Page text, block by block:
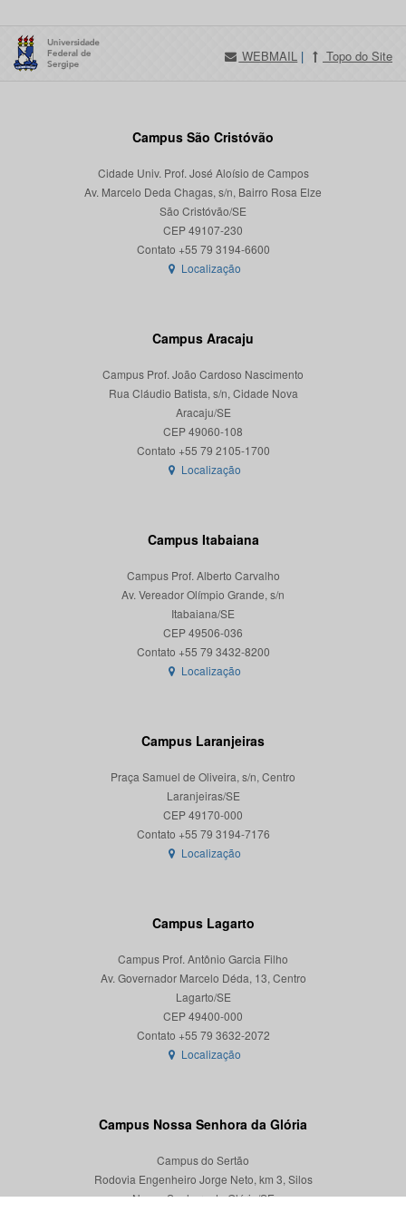
WEBMAIL | Topo do Site
Campus São Cristóvão
Cidade Univ. Prof. José Aloísio de Campos
Av. Marcelo Deda Chagas, s/n, Bairro Rosa Elze
São Cristóvão/SE
CEP 49107-230
Localização
Campus Aracaju
Campus Prof. João Cardoso Nascimento
Rua Cláudio Batista, s/n, Cidade Nova
Aracaju/SE
CEP 49060-108
Localização
Campus Itabaiana
Campus Prof. Alberto Carvalho
Av. Vereador Olímpio Grande, s/n
Itabaiana/SE
CEP 49506-036
Localização
Campus Laranjeiras
Praça Samuel de Oliveira, s/n, Centro
Laranjeiras/SE
CEP 49170-000
Localização
Campus Lagarto
Campus Prof. Antônio Garcia Filho
Av. Governador Marcelo Déda, 13, Centro
Lagarto/SE
CEP 49400-000
Localização
Campus Nossa Senhora da Glória
Campus do Sertão
Rodovia Engenheiro Jorge Neto, km 3, Silos
Nossa Senhora da Glória/SE